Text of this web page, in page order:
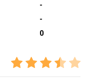
-
-
0